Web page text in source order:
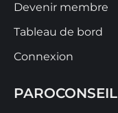
Devenir membre
Tableau de bord
Connexion
PAROCONSEIL